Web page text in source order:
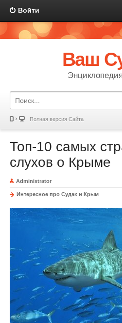
Войти
Ваш
Полная версия Сайта
Топ-10 самых
слухов о Крыме
Administrator
Интересное про Судак и Крым